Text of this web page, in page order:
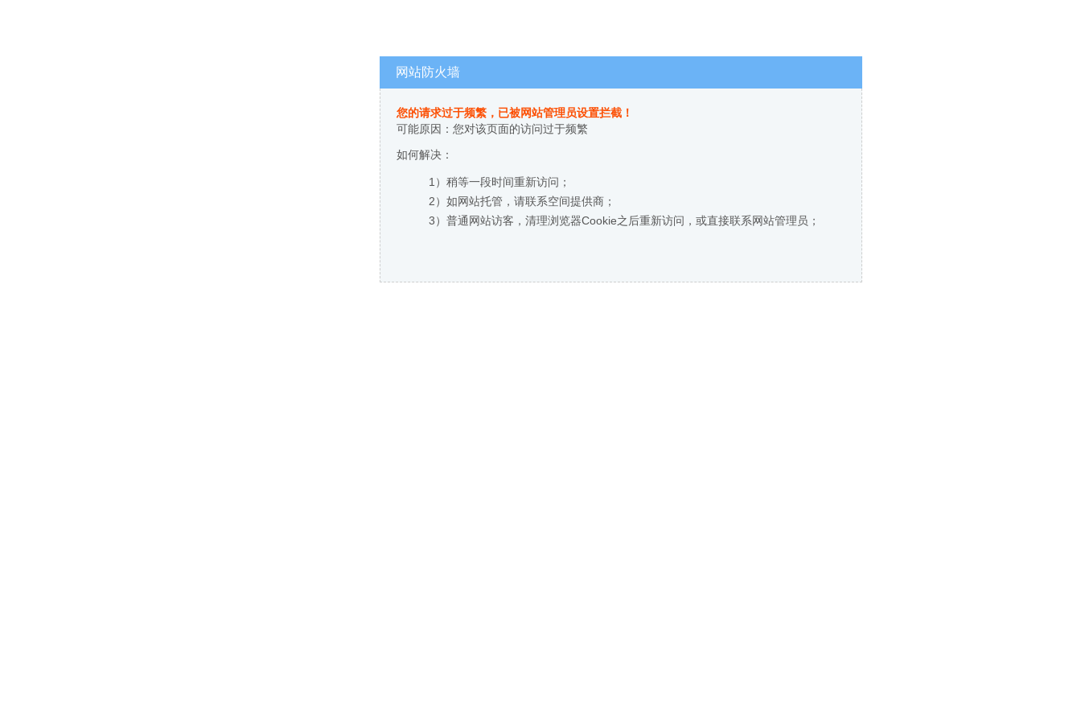
网站防火墙
您的请求过于频繁，已被网站管理员设置拦截！
可能原因：您对该页面的访问过于频繁
如何解决：
1）稍等一段时间重新访问；
2）如网站托管，请联系空间提供商；
3）普通网站访客，清理浏览器Cookie之后重新访问，或直接联系网站管理员；